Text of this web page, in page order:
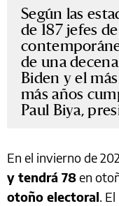
Según las
de 187 jefes
de una
Biden y el
más años
Paul Biya,
En el invierno de
y tendrá 78en
otoño electoral. El